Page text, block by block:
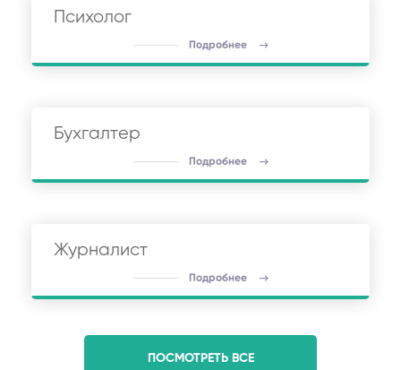
Психолог
Подробнее
Бухгалтер
Подробнее
Журналист
Подробнее
ПОСМОТРЕТЬ ВСЕ